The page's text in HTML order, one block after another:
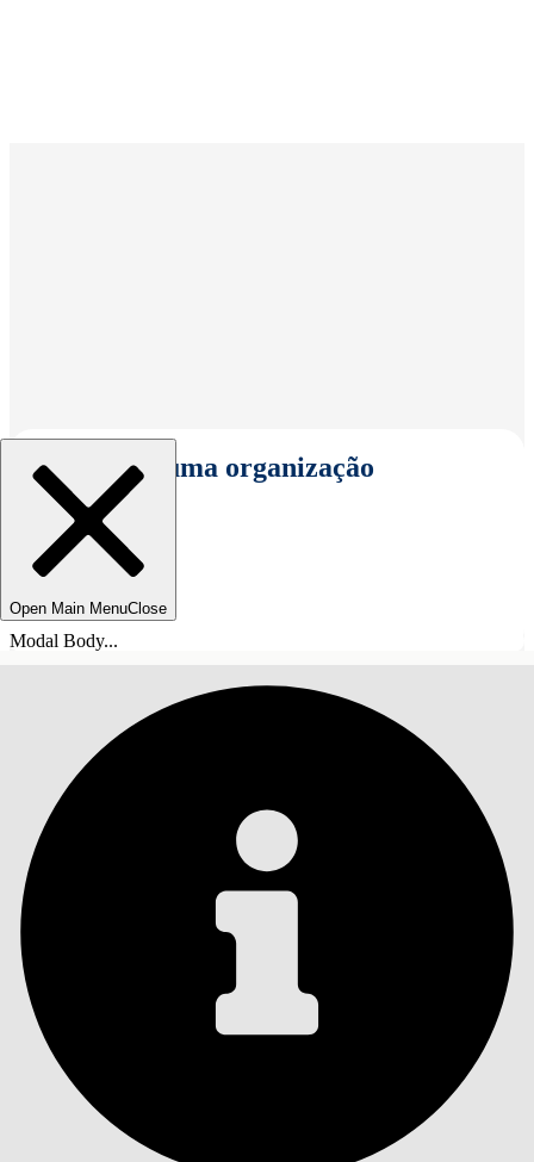
Selecionar uma organização
Open Main MenuClose
Modal Body...
ÍNDICE
Pesquisar